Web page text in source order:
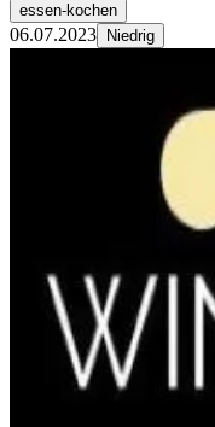
essen-kochen
06.07.2023 Niedrig